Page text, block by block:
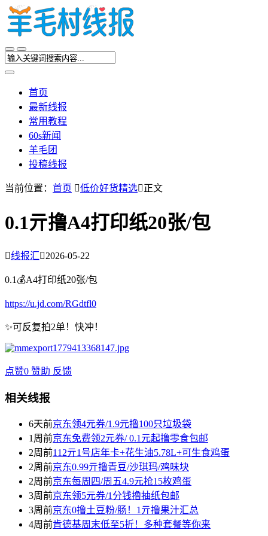
首页
最新线报
常用教程
60s新闻
羊毛团
投稿线报
当前位置： 首页 低价好货精选正文
0.1亓撸A4打印纸20张/包
线报汇2026-05-22
0.1💰A4打印纸20张/包
https://u.jd.com/RGdtfl0
✨可反复拍2单！快冲！
点赞0 赞助 反馈
相关线报
6天前京东领4元券/1.9元撸100只垃圾袋
1周前京东免费领2元券/ 0.1元起撸零食包邮
2周前112亓1号店年卡+花生油5.78L+可生食鸡蛋
2周前京东0.99亓撸青豆/沙琪玛/鸡味块
2周前京东每周四/周五4.9元抢15枚鸡蛋
3周前京东领5元券/1分钱撸抽纸包邮
3周前京东0撸土豆粉/肠！1亓撸果汁汇总
4周前肯德基周末低至5折！多种套餐等你来